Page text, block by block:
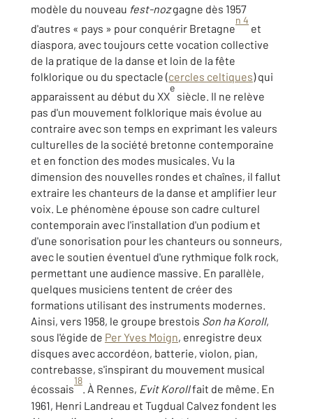
modèle du nouveau fest-nozgagne dès 1957
d'autres « pays » pour conquérir Bretagne
n 4
et
diaspora, avec toujours cette vocation collective
de la pratique de la danse et loin de la fête
folklorique ou du spectacle (cercles celtiques) qui
apparaissent au début du XX
e
siècle. Il ne relève
pas d'un mouvement folklorique mais évolue au
contraire avec son temps en exprimant les valeurs
culturelles de la société bretonne contemporaine
et en fonction des modes musicales. Vu la
dimension des nouvelles rondes et chaînes, il fallut
extraire les chanteurs de la danse et amplifier leur
voix. Le phénomène épouse son cadre culturel
contemporain avec l'installation d'un podium et
d'une sonorisation pour les chanteurs ou sonneurs,
avec le soutien éventuel d'une rythmique folk rock,
permettant une audience massive. En parallèle,
quelques musiciens tentent de créer des
formations utilisant des instruments modernes.
Ainsi, vers 1958, le groupe brestois Son ha Koroll,
sous l'égide de Per Yves Moign, enregistre deux
disques avec accordéon, batterie, violon, pian,
contrebasse, s'inspirant du mouvement musical
écossais
18
. À Rennes, Evit Korollfait de même. En
1961, Henri Landreau et Tugdual Calvez fondent les